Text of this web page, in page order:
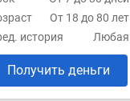
От 18 до 80 лет
история
Любая
Получить деньги